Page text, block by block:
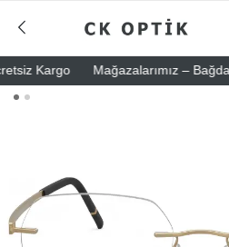
Kargo Mağazalarımız –